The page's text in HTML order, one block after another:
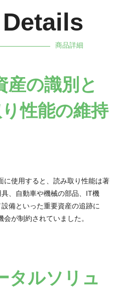
商品詳細
産の識別と
性能の維持
に使用すると、読み取り性能は著
、自動車や機械の部品、IT機
備といった重要資産の追跡に
が制約されていました。
タルソリュ